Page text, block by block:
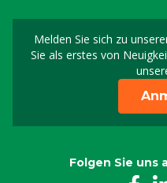
Melden Sie sich zu
Sie als erstes von
Folgen Sie uns